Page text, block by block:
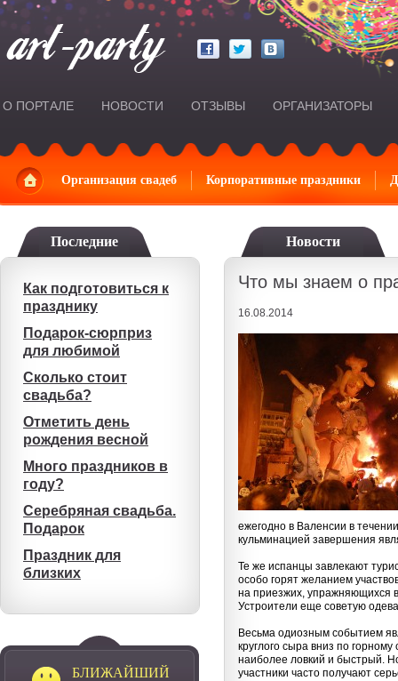
О ПОРТАЛЕ НОВОСТИ ОТЗЫВЫ ОРГАНИЗАТОРЫ
ГлавнаяОрганизация свадеб Корпоративные праздники
Последние
Как подготовиться к
празднику
Подарок-сюрприз
для любимой
Сколько стоит
свадьба?
Отметить день
рождения весной
Много праздников в
году?
Серебряная свадьба.
Подарок
Праздник для
близких
БЛИЖАЙШИЙ
Новости
Что мы знаем о
16.08.2014
ежегодно в Валенсии в
кульминацией завершения
Те же испанцы завлекают
особо горят желанием
на приезжих, упражняющихся
Устроители еще советую
Весьма одиозным событием
круглого сыра вниз по
наиболее ловкий и быстрый.
участники часто получают